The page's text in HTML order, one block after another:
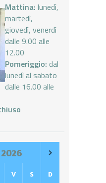
Mattina: lunedì,
martedì,
giovedì, venerdì
dalle 9.00 alle
12.00
Pomeriggio: dal
lunedì al sabato
dalle 16.00 alle
2026
V S D